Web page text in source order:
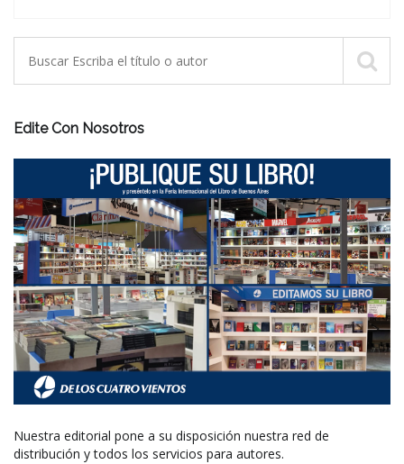
Edite Con Nosotros
Nuestra editorial pone a su disposición nuestra red de
distribución y todos los servicios para autores.